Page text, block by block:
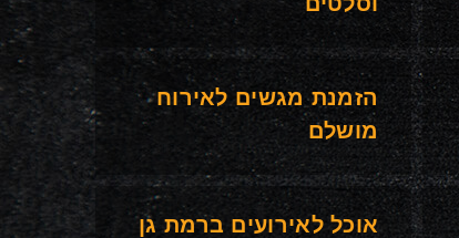
הזמנת מגשים לאירוח
מושלם
אוכל לאירועים ברמת גן